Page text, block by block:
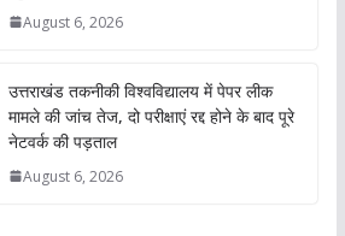
August 6, 2026
उत्तराखंड तकनीकी विश्वविद्यालय में पेपर लीक
मामले की जांच तेज, दो परीक्षाएं रद्द होने के बाद पूरे
नेटवर्क की पड़ताल
August 6, 2026